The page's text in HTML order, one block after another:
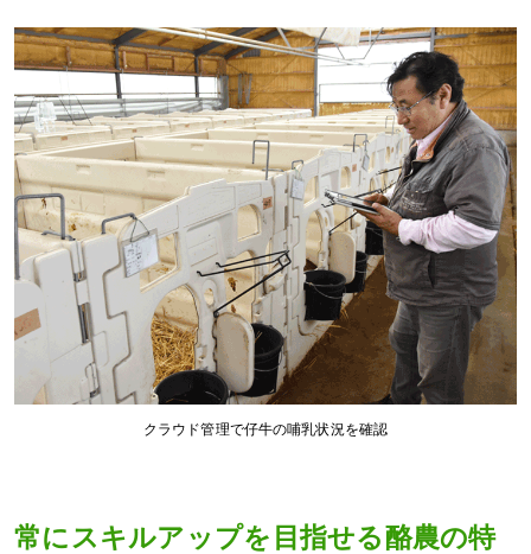
クラウド管理で仔牛の哺乳状況を確認
常にスキルアップを目指せる酪農の特